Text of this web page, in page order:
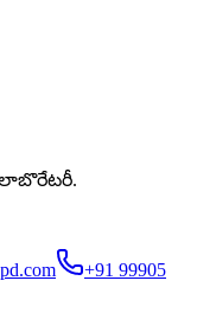
లాబొరేటరీ.
+91 99905